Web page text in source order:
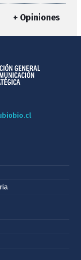
+ Opiniones